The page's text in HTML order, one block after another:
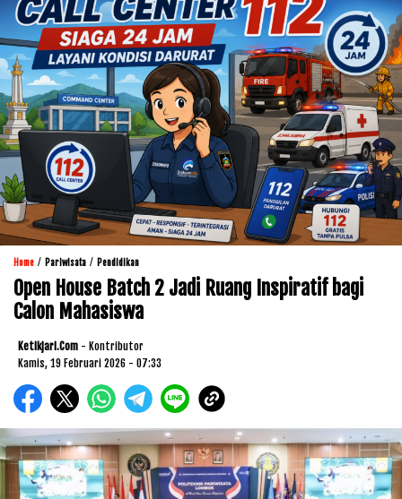
Home / Pariwisata / Pendidikan
Open House Batch 2 Jadi Ruang Inspiratif bagi
Calon Mahasiswa
Ketikjari.com - Kontributor
Kamis, 19 Februari 2026 - 07:33